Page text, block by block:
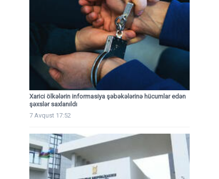
Xarici ölkələrin informasiya şəbəkələrinə hücumlar edən
şəxslər saxlanıldı
7 Avqust 17:52